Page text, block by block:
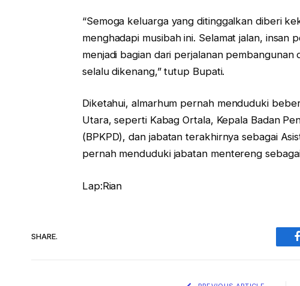
“Semoga keluarga yang ditinggalkan diberi
menghadapi musibah ini. Selamat jalan, insan
menjadi bagian dari perjalanan
selalu dikenang,” tutup Bupati.
Diketahui, almarhum pernah menduduki
Utara, seperti Kabag Ortala, Kepala Badan
(BPKPD), dan jabatan terakhirnya sebagai
pernah menduduki jabatan mentereng
Lap:Rian
SHARE.